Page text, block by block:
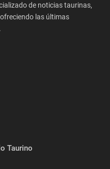
de noticias taurinas,
las últimas
Taurino